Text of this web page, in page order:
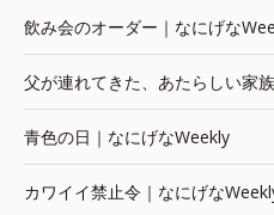
飲み会のオーダー｜なにげな
父が連れてきた、あたらしい家
青色の日｜なにげなWeekly
カワイイ禁止令｜なにげな